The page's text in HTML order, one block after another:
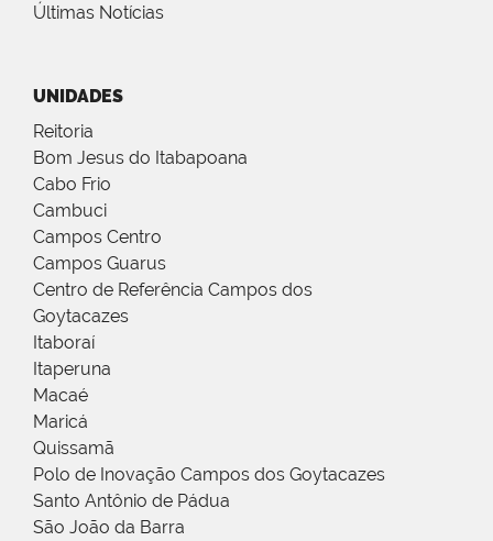
Últimas Notícias
UNIDADES
Reitoria
Bom Jesus do Itabapoana
Cabo Frio
Cambuci
Campos Centro
Campos Guarus
Centro de Referência Campos dos
Goytacazes
Itaboraí
Itaperuna
Macaé
Maricá
Quissamã
Polo de Inovação Campos dos Goytacazes
Santo Antônio de Pádua
São João da Barra